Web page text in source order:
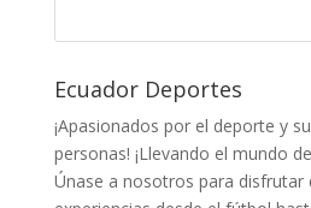
Ecuador Deportes
¡Apasionados por el deporte y
personas! ¡Llevando el mundo
Únase a nosotros para disfrutar